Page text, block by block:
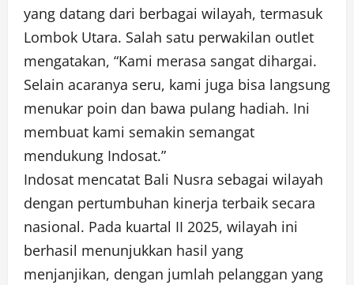
yang datang dari berbagai wilayah, termasuk
Lombok Utara. Salah satu perwakilan outlet
mengatakan, “Kami merasa sangat dihargai.
Selain acaranya seru, kami juga bisa langsung
menukar poin dan bawa pulang hadiah. Ini
membuat kami semakin semangat
mendukung Indosat.”
Indosat mencatat Bali Nusra sebagai wilayah
dengan pertumbuhan kinerja terbaik secara
nasional. Pada kuartal II 2025, wilayah ini
berhasil menunjukkan hasil yang
menjanjikan, dengan jumlah pelanggan yang